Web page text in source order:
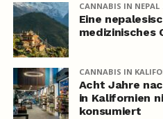
CANNABIS IN NEPAL
Eine
medizinisches
CANNABIS IN
Acht Jahre
in Kalifornien
konsumiert